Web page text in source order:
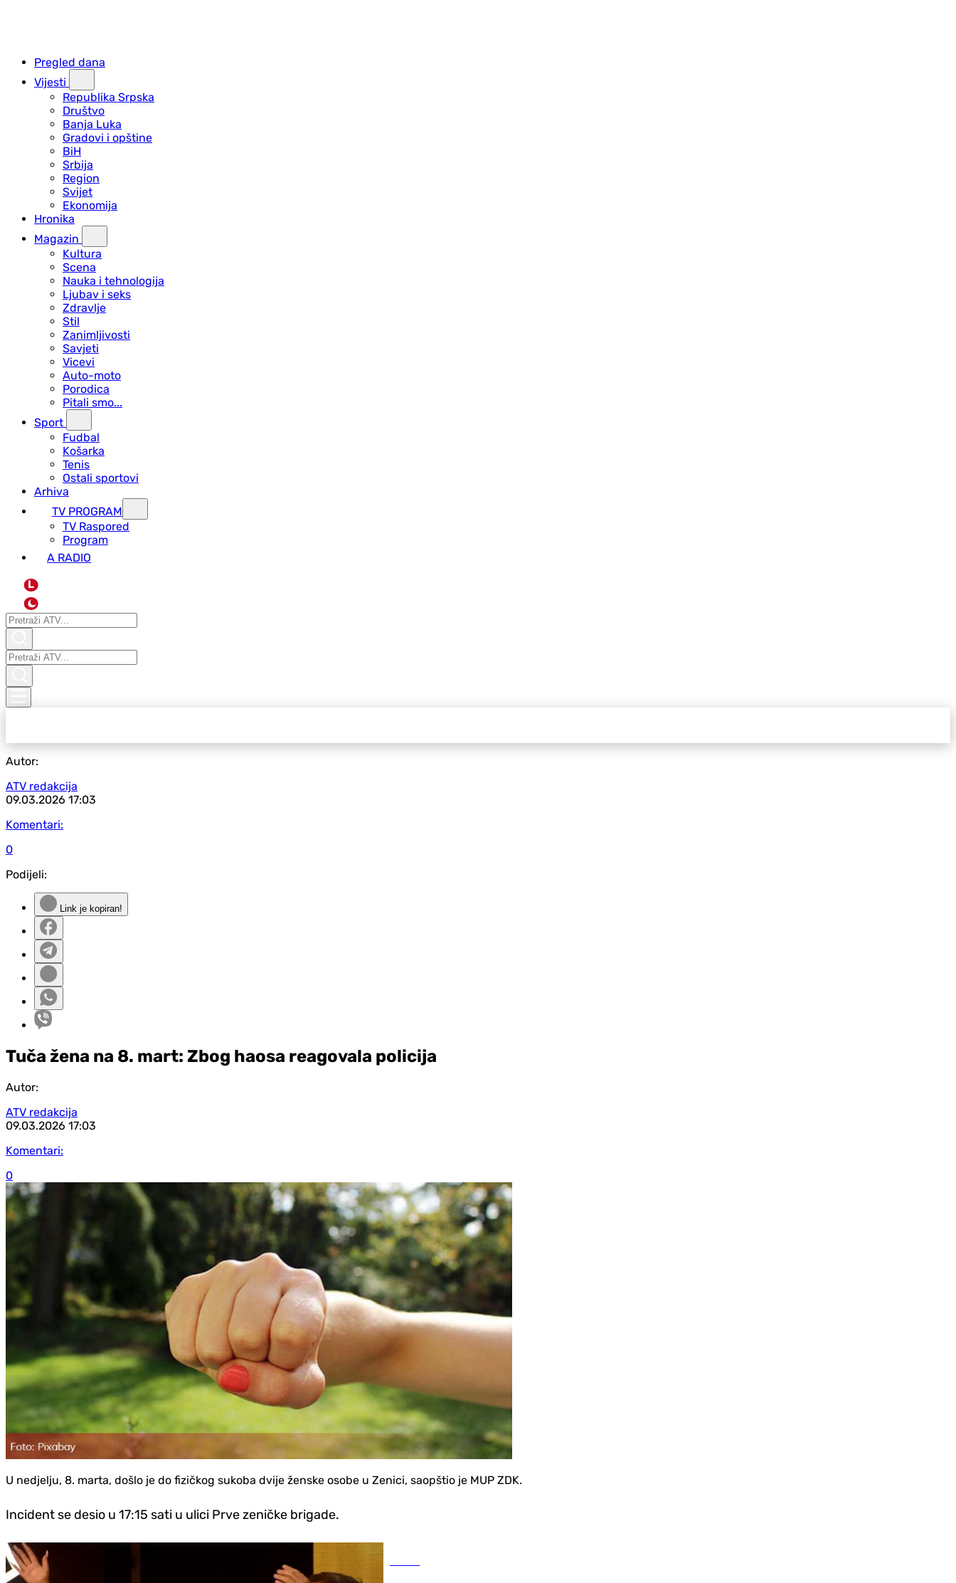
Pregled dana
Vijesti
Republika Srpska
Društvo
Banja Luka
Gradovi i opštine
BiH
Srbija
Region
Svijet
Ekonomija
Hronika
Magazin
Kultura
Scena
Nauka i tehnologija
Ljubav i seks
Zdravlje
Stil
Zanimljivosti
Savjeti
Vicevi
Auto-moto
Porodica
Pitali smo...
Sport
Fudbal
Košarka
Tenis
Ostali sportovi
Arhiva
TV PROGRAM
ТV Raspored
Program
A RADIO
L
Autor:
ATV redakcija
09.03.2026 17:03
Komentari:
0
Podijeli:
Link je kopiran!
Tuča žena na 8. mart: Zbog haosa reagovala policija
Autor:
ATV redakcija
09.03.2026 17:03
Komentari:
0
U nedjelju, 8. marta, došlo je do fizičkog sukoba dvije ženske osobe u Zenici, saopštio je MUP ZDK.
Incident se desio u 17:15 sati u ulici Prve zeničke brigade.